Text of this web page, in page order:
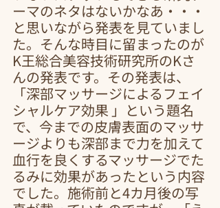
ーマのネタはないかなあ・・・
と思いながら発表を見ていまし
た。そんな時目に留まったのが
K王総合美容技術研究所のKさ
んの発表です。その発表は、
「深部マッサージによるフェイ
シャルケア効果 」という題名
で、今までの皮膚表面のマッサ
ージよりも深部まで力を加えて
血行を良くするマッサージでた
るみに効果があったという内容
でした。施術前と4カ月後の写